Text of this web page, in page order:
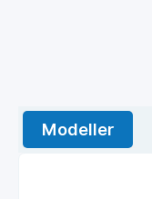
Modeller